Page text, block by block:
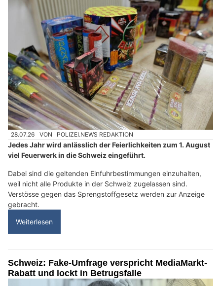
28.07.26 VON POLIZEI.NEWS REDAKTION
Jedes Jahr wird anlässlich der Feierlichkeiten zum 1. August
viel Feuerwerk in die Schweiz eingeführt.
Dabei sind die geltenden Einfuhrbestimmungen einzuhalten,
weil nicht alle Produkte in der Schweiz zugelassen sind.
Verstösse gegen das Sprengstoffgesetz werden zur Anzeige
gebracht.
Weiterlesen
Schweiz: Fake-Umfrage verspricht MediaMarkt-
Rabatt und lockt in Betrugsfalle